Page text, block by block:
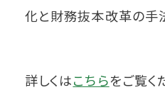
化と財務抜本改革の手
詳しくはこちらをご覧く